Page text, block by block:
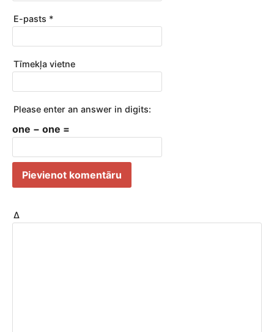
E-pasts *
Tīmekļa vietne
Please enter an answer in digits:
one − one =
Δ